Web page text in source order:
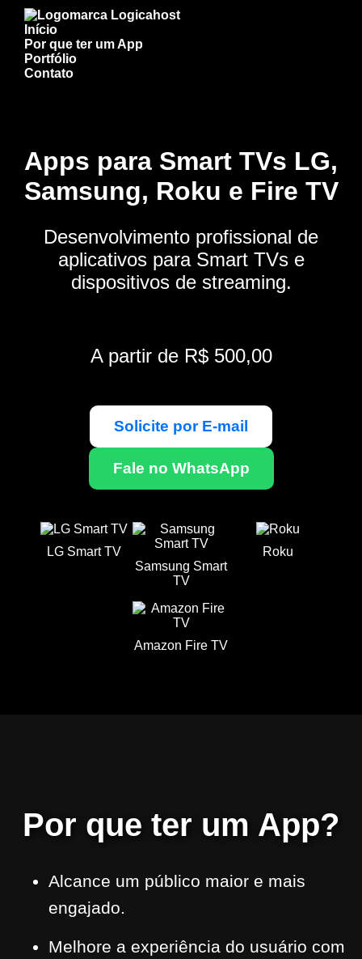
Início
Por que ter um App
Portfólio
Contato
Apps para Smart TVs LG,
Samsung, Roku e Fire TV
Desenvolvimento profissional de
aplicativos para Smart TVs e
dispositivos de streaming.
A partir de R$ 500,00
Solicite por E-mail
Fale no WhatsApp
LG Smart TV
Samsung Smart
TV
Roku
Amazon Fire TV
Por que ter um App?
Alcance um público maior e mais
engajado.
Melhore a experiência do usuário com